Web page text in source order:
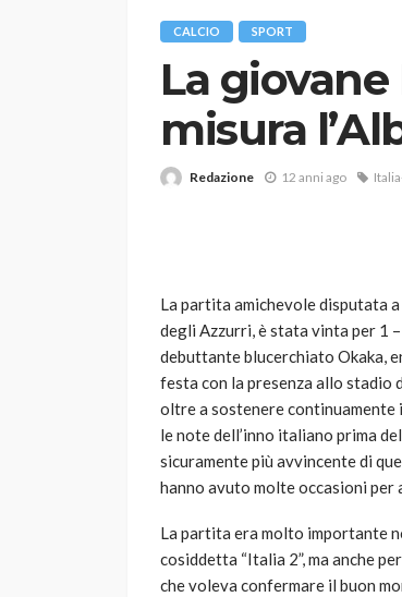
CALCIO SPORT
La
misura
Redazione 12 anni ago
La partita amichevole disputata
degli Azzurri, è stata vinta per 1
debuttante blucerchiato Okaka,
festa con la presenza allo stadio
oltre a sostenere
le note dell’inno italiano prima
sicuramente più avvincente di
hanno avuto molte occasioni per
La partita era molto importante
cosiddetta “Italia 2”, ma anche
che voleva confermare il buon
VARIE
Robot
scegliere
god 1 anno